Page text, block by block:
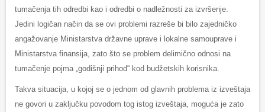
tumačenja tih odredbi kao i odredbi o nadležnosti za izvršenje.
Jedini logičan način da se ovi problemi razreše bi bilo zajedničko
angažovanje Ministarstva državne uprave i lokalne samouprave i
Ministarstva finansija, zato što se problem delimično odnosi na
tumačenje pojma „godišnji prihod“ kod budžetskih korisnika.
Takva situacija, u kojoj se o jednom od glavnih problema iz izveštaja
ne govori u zaključku povodom tog istog izveštaja, moguća je zato